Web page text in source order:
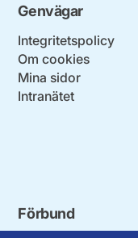
Genvägar
Integritetspolicy
Om cookies
Mina sidor
Intranätet
Förbund